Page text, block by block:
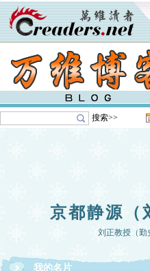
搜索>>
京都静源（
刘正教授（勤
我的名片